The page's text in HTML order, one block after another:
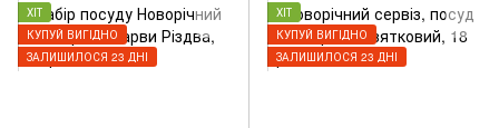
ХІТ
КУПУЙ ВИГІДНО
ЗАЛИШИЛОСЯ 23 ДНІ
ХІТ
КУПУЙ ВИГІДНО
ЗАЛИШИЛОСЯ 23 ДНІ